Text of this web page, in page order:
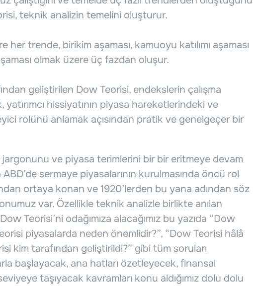
teknik analizin temelini oluşturur.
her trende, birikim aşaması, kamuoyu katılımı aşaması
olmak üzere üç fazdan oluşur.
geliştirilen Dow Teorisi, endekslerin çalışma
hissiyatının piyasa hareketlerindeki ve
rolünü anlamak açısından pratik ve genelgeçer bir
jargonunu ve piyasa terimlerini bir bir eritmeye devam
ABD’de sermaye piyasalarının kurulmasında öncü rol
ortaya konan ve 1920’lerden bu yana adından söz
var. Özellikle teknik analizle birlikte anılan
Teorisi’ni odağımıza alacağımız bu yazıda “Dow
piyasalarda neden önemlidir?”, “Dow Teorisi hâlâ
kim tarafından geliştirildi?” gibi tüm soruları
başlayacak, ana hatları özetleyecek, finansal
taşıyacak kavramları konu aldığımız dolu dolu